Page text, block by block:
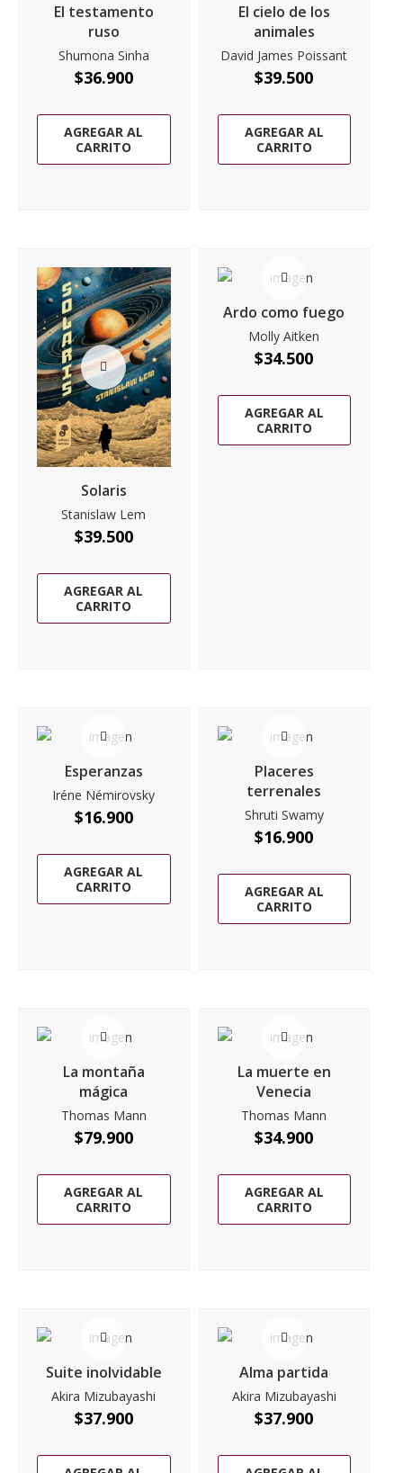
El testamento
ruso
Shumona Sinha
$36.900
AGREGAR AL
CARRITO
El cielo de los
animales
David James Poissant
$39.500
AGREGAR AL
CARRITO
Solaris
Stanislaw Lem
$39.500
AGREGAR AL
CARRITO
Ardo como fuego
Molly Aitken
$34.500
AGREGAR AL
CARRITO
Esperanzas
Iréne Némirovsky
$16.900
AGREGAR AL
CARRITO
Placeres
terrenales
Shruti Swamy
$16.900
AGREGAR AL
CARRITO
La montaña
mágica
Thomas Mann
$79.900
AGREGAR AL
CARRITO
La muerte en
Venecia
Thomas Mann
$34.900
AGREGAR AL
CARRITO
Suite inolvidable
Akira Mizubayashi
$37.900
Alma partida
Akira Mizubayashi
$37.900